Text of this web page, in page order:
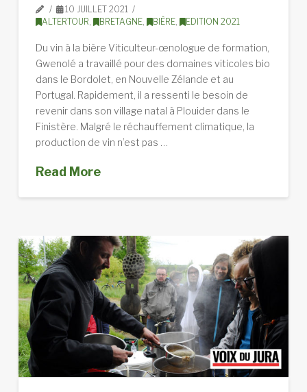
10 JUILLET 2021
ALTERTOUR
BRETAGNE, BIÈRE, EDITION 2021
Du vin à la bière Viticulteur-œnologue de formation,
Gwenolé a travaillé pour des domaines viticoles bio
dans le Bordolet, en Nouvelle Zélande et au
Portugal. Rapidement, il a ressenti le besoin de
revenir dans son village natal à Plouider dans le
Finistère. Malgré le réchauffement climatique, la
production de vin n’est pas …
Read More